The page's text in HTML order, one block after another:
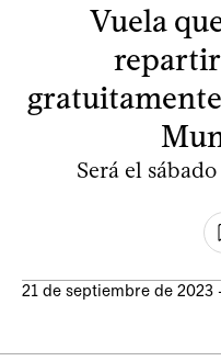
Vuela
Será el
21 de septiembre de 2023